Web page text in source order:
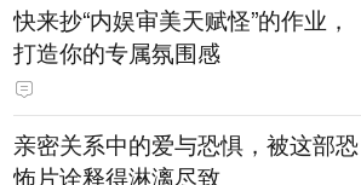
快来抄“内娱审美天赋怪”的作业，
打造你的专属氛围感
亲密关系中的爱与恐惧，被这部恐
怖片诠释得淋漓尽致